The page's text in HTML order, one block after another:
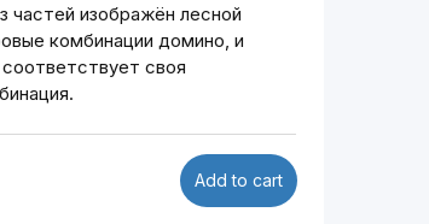
частей изображён лесной
комбинации домино, и
своя
Add to cart